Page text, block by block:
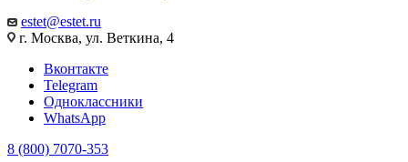
estet@estet.ru
г. Москва, ул. Веткина, 4
Вконтакте
Telegram
Одноклассники
WhatsApp
8 (800) 7070-353